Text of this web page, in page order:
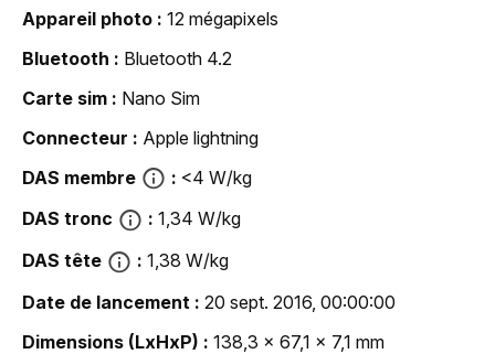
Appareil photo
12 mégapixels
Bluetooth
Bluetooth 4.2
Carte sim
Nano Sim
Connecteur
Apple lightning
DAS membre
<4 W/kg
DAS tronc
1,34 W/kg
DAS tête
1,38 W/kg
Date de lancement
20 sept. 2016, 00:00:00
Dimensions (LxHxP)
138,3 x 67,1 x 7,1 mm